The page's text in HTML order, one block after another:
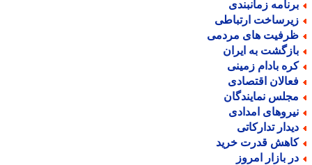
زمانبندی
ارتباطی
های مردمی
به ایران
بادام زمینی
اقتصادی
نمایندگان
امدادی
تدارکاتی
قدرت خرید
بازار امروز